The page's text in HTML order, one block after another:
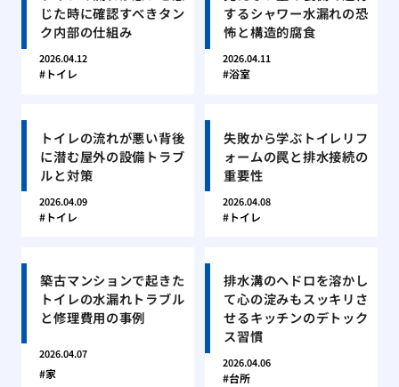
じた時に確認すべきタン
ク内部の仕組み
2026.04.12
トイレ
するシャワー水漏れの恐
怖と構造的腐食
2026.04.11
浴室
トイレの流れが悪い背後
に潜む屋外の設備トラブ
ルと対策
2026.04.09
トイレ
失敗から学ぶトイレリフ
ォームの罠と排水接続の
重要性
2026.04.08
トイレ
築古マンションで起きた
トイレの水漏れトラブル
と修理費用の事例
2026.04.07
家
排水溝のヘドロを溶かし
て心の淀みもスッキリさ
せるキッチンのデトック
ス習慣
2026.04.06
台所